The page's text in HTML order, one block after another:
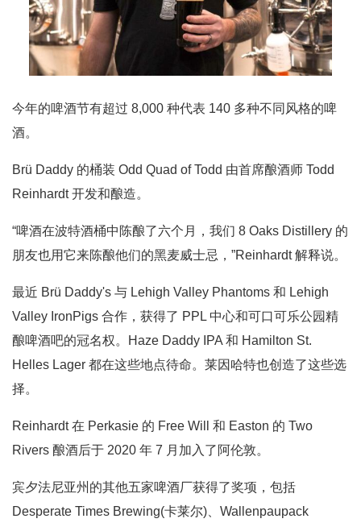
今年的啤酒节有超过 8,000 种代表 140 多种不同风格的啤
酒。
Brü Daddy 的桶装 Odd Quad of Todd 由首席酿酒师 Todd
Reinhardt 开发和酿造。
“啤酒在波特酒桶中陈酿了六个月，我们 8 Oaks Distillery 的
朋友也用它来陈酿他们的黑麦威士忌，”Reinhardt 解释说。
最近 Brü Daddy's 与 Lehigh Valley Phantoms 和 Lehigh
Valley IronPigs 合作，获得了 PPL 中心和可口可乐公园精
酿啤酒吧的冠名权。Haze Daddy IPA 和 Hamilton St.
Helles Lager 都在这些地点待命。莱因哈特也创造了这些选
择。
Reinhardt 在 Perkasie 的 Free Will 和 Easton 的 Two
Rivers 酿酒后于 2020 年 7 月加入了阿伦敦。
宾夕法尼亚州的其他五家啤酒厂获得了奖项，包括
Desperate Times Brewing(卡莱尔)、Wallenpaupack